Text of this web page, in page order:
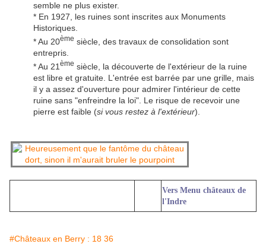
semble ne plus exister.
* En 1927, les ruines sont inscrites aux Monuments
Historiques.
* Au 20ème siècle, des travaux de consolidation sont
entrepris.
* Au 21 ème siècle, la découverte de l'extérieur de la ruine
est libre et gratuite. L'entrée est barrée par une grille, mais
il y a assez d'ouverture pour admirer l'intérieur de cette
ruine sans "enfreindre la loi". Le risque de recevoir une
pierre est faible (si vous restez à l'extérieur).
Vers Menu châteaux de
l'Indre
#Châteaux en Berry : 18 36